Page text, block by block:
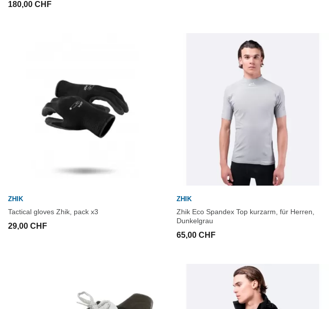
180,00 CHF
ZHIK
Tactical gloves Zhik, pack x3
29,00 CHF
ZHIK
Zhik Eco Spandex Top kurzarm, für Herren,
Dunkelgrau
65,00 CHF